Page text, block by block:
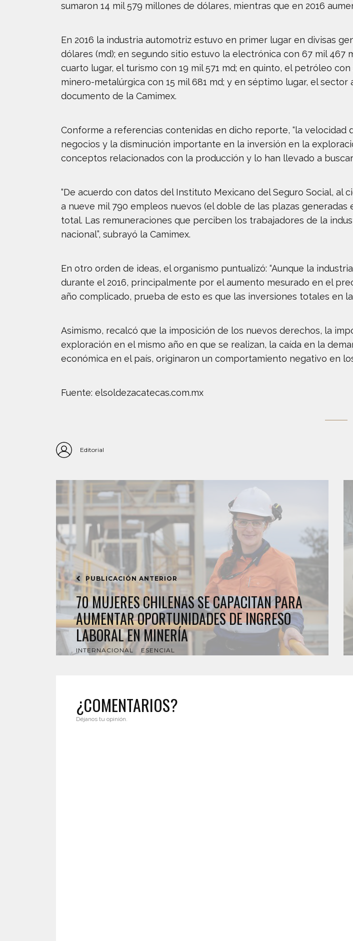
sumaron 14 mil 579 millones de dólares, mientras que en 2016
En 2016 la industria automotriz estuvo en primer lugar en divisas
dólares (md); en segundo sitio estuvo la electrónica con 67 mil 467
cuarto lugar, el turismo con 19 mil 571 md; en quinto, el petróleo
minero-metalúrgica con 15 mil 681 md; y en séptimo lugar, el
documento de la Camimex.
Conforme a referencias contenidas en dicho reporte, “la
negocios y la disminución importante en la inversión en la
conceptos relacionados con la producción y lo han llevado a
“De acuerdo con datos del Instituto Mexicano del Seguro Social, al
a nueve mil 790 empleos nuevos (el doble de las plazas generadas
total. Las remuneraciones que perciben los trabajadores de la
nacional”, subrayó la Camimex.
En otro orden de ideas, el organismo puntualizó: “Aunque la
durante el 2016, principalmente por el aumento mesurado en el
año complicado, prueba de esto es que las inversiones totales en
Asimismo, recalcó que la imposición de los nuevos derechos, la
exploración en el mismo año en que se realizan, la caída en la
económica en el país, originaron un comportamiento negativo en
Fuente: elsoldezacatecas.com.mx
Editorial
PUBLICACIÓN ANTERIOR
70 MUJERES CHILENAS SE CAPACITAN PARA
AUMENTAR OPORTUNIDADES DE INGRESO
LABORAL EN MINERÍA
INTERNACIONAL ESENCIAL
¿COMENTARIOS?
Déjanos tu opinión.